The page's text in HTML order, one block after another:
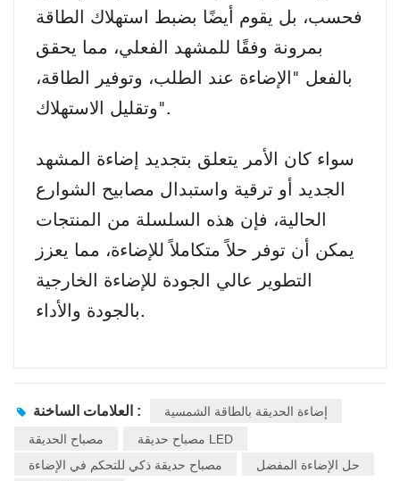
فحسب، بل يقوم أيضًا بضبط استهلاك الطاقة
بمرونة وفقًا للمشهد الفعلي، مما يحقق
بالفعل "الإضاءة عند الطلب، وتوفير الطاقة،
وتقليل الاستهلاك".
سواء كان الأمر يتعلق بتجديد إضاءة المشهد
الجديد أو ترقية واستبدال مصابيح الشوارع
الحالية، فإن هذه السلسلة من المنتجات
يمكن أن توفر حلاً متكاملاً للإضاءة، مما يعزز
التطوير عالي الجودة للإضاءة الخارجية
بالجودة والأداء.
العلامات الساخنة :
إضاءة الحديقة بالطاقة الشمسية
مصباح الحديقة
مصباح حديقة LED
مصباح حديقة ذكي للتحكم في الإضاءة
حل الإضاءة المفضل